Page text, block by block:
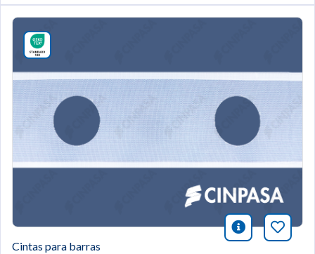
icono
Cintas para barras